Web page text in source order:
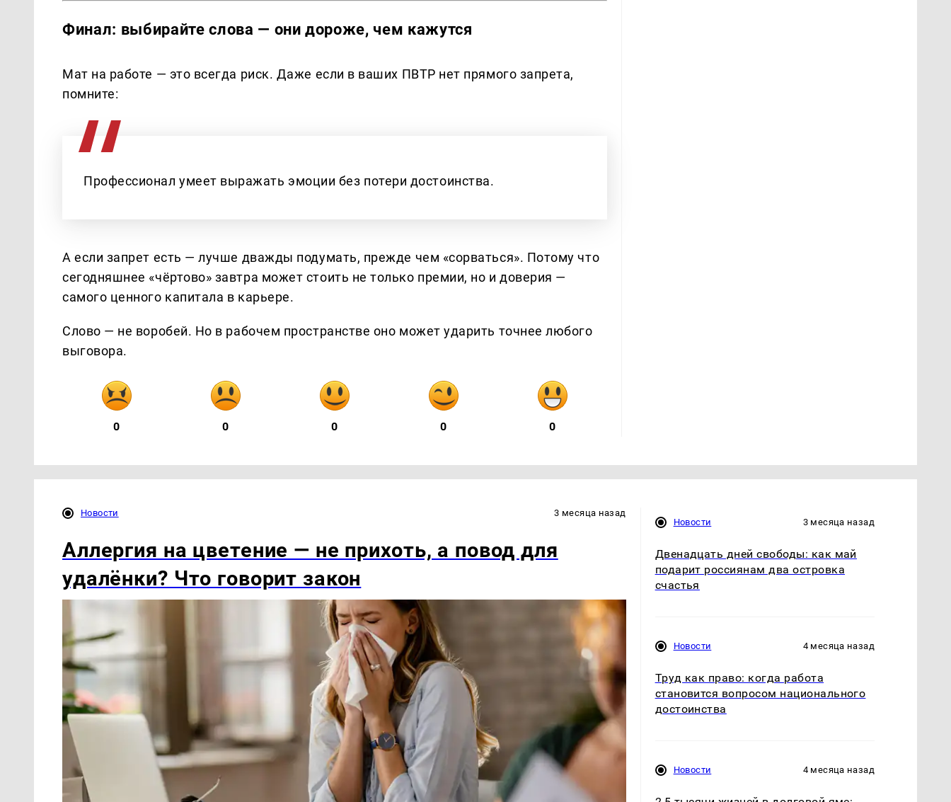
Финал: выбирайте слова — они дороже, чем кажутся
Мат на работе — это всегда риск. Даже если в ваших ПВТР нет прямого запрета,
помните:
Профессионал умеет выражать эмоции без потери достоинства.
А если запрет есть — лучше дважды подумать, прежде чем «сорваться». Потому что
сегодняшнее «чёртово» завтра может стоить не только премии, но и доверия —
самого ценного капитала в карьере.
Слово — не воробей. Но в рабочем пространстве оно может ударить точнее любого
выговора.
0 0 0 0 0
Новости 3 месяца назад
Аллергия на цветение — не прихоть, а повод для
удалёнки? Что говорит закон
Новости 3 месяца назад
Двенадцать дней свободы: как май
подарит россиянам два островка
счастья
Новости 4 месяца назад
Труд как право: когда работа
становится вопросом национального
достоинства
Новости 4 месяца назад